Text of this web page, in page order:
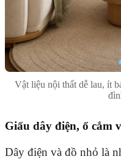
Vật liệu nội thất dễ lau, ít
Giấu dây điện, ổ cắm
Dây điện và đồ nhỏ là